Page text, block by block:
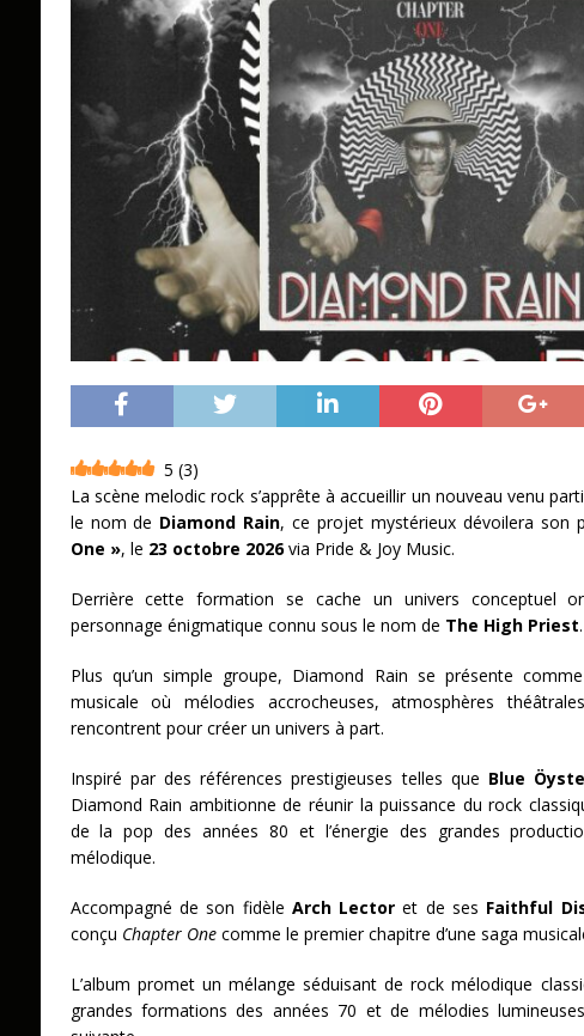
5 (3)
La scène melodic rock s’apprête à accueillir un nouveau venu
le nom de Diamond Rain, ce projet mystérieux dévoilera son
One », le 23 octobre 2026via Pride & Joy Music.
Derrière cette formation se cache un univers conceptuel
personnage énigmatique connu sous le nom de The High Priest.
Plus qu’un simple groupe, Diamond Rain se présente
musicale où mélodies accrocheuses, atmosphères
rencontrent pour créer un univers à part.
Inspiré par des références prestigieuses telles que Blue
Diamond Rain ambitionne de réunir la puissance du rock
de la pop des années 80 et l’énergie des grandes
mélodique.
Accompagné de son fidèle Arch Lector et de ses Faithful
conçu Chapter Onecomme le premier chapitre d’une saga
L’album promet un mélange séduisant de rock mélodique
grandes formations des années 70 et de mélodies